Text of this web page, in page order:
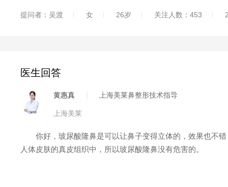
提问者：吴渡 女 26岁 关注人数：453
医生回答
黄惠真 上海美莱鼻整形技术指导
上海美莱
你好，玻尿酸隆鼻是可以让鼻子变得立体的，效果也不错
人体皮肤的真皮组织中，所以玻尿酸隆鼻没有危害的。